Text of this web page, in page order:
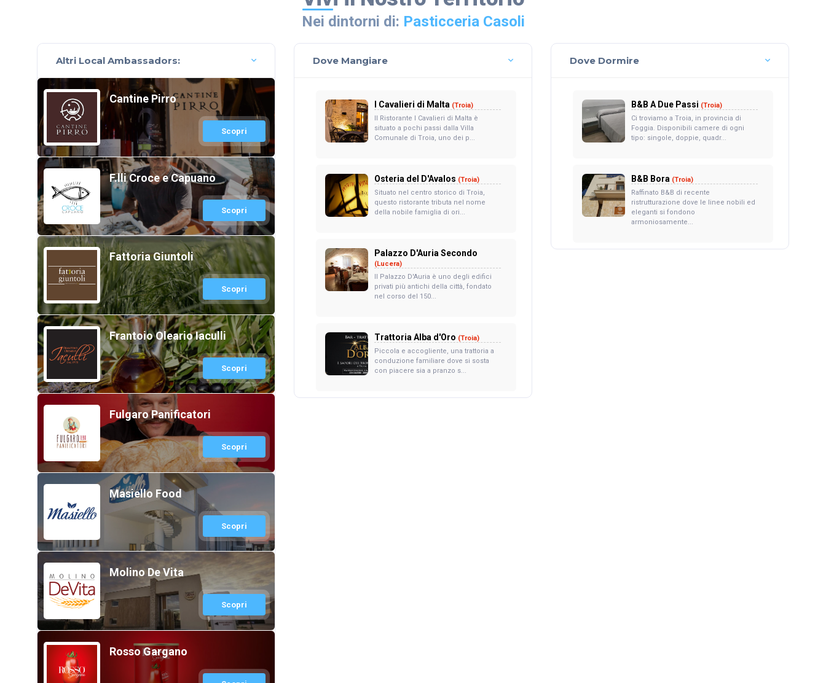
Nei dintorni di: Pasticceria Casoli
Altri Local Ambassadors:
Cantine Pirro
Scopri
F.lli Croce e Capuano
Scopri
Fattoria Giuntoli
Scopri
Frantoio Oleario Iaculli
Scopri
Fulgaro Panificatori
Scopri
Masiello Food
Scopri
Molino De Vita
Scopri
Rosso Gargano
Dove Mangiare
I Cavalieri di Malta (Troia)
Il Ristorante I Cavalieri di Malta è
situato a pochi passi dalla Villa
Comunale di Troia, uno dei p...
Osteria del D'Avalos (Troia)
Situato nel centro storico di Troia,
questo ristorante tributa nel nome
della nobile famiglia di ori...
Palazzo D'Auria Secondo
(Lucera)
Il Palazzo D'Auria è uno degli edifici
privati più antichi della città, fondato
nel corso del 150...
Trattoria Alba d'Oro (Troia)
Piccola e accogliente, una trattoria a
conduzione familiare dove si sosta
con piacere sia a pranzo s...
Dove Dormire
B&B A Due Passi (Troia)
Ci troviamo a Troia, in provincia di
Foggia. Disponibili camere di ogni
tipo: singole, doppie, quadr...
B&B Bora (Troia)
Raffinato B&B di recente
ristrutturazione dove le linee nobili ed
eleganti si fondono
armoniosamente...